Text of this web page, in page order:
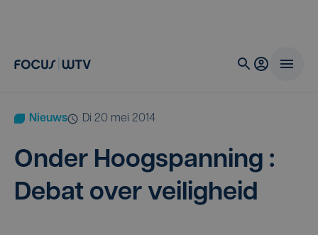
Nieuws di 20 mei 2014
Onder Hoog­span­ning :
Debat over veiligheid